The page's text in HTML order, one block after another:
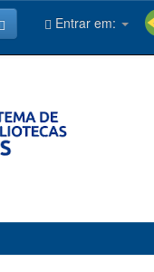
Entrar em: